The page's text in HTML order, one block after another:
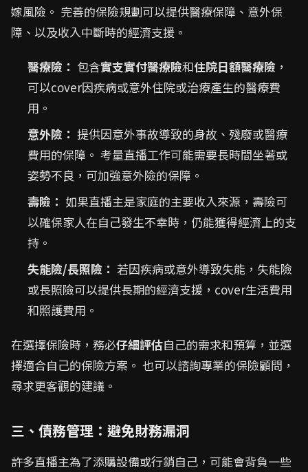
嫁風險。 完善的保險規劃可以提供醫療保障、意外保
障、以及收入中斷時的經濟支援。
醫療險： 包含實支實付醫療險和住院日額醫療險 ，
可以cover因疾病或意外住院或治療產生的醫療費
用。
意外險： 提供因意外事故導致的身故、殘廢或醫療
費用的保障。 考量直播工作可能需要長時間坐著或
姿勢不良，可加強意外險的保障。
壽險： 如果直播主是家庭的主要收入來源，壽險可
以確保家人在自己發生不幸時，仍能獲得經濟上的支
持。
失能險/長照險： 若因疾病或意外導致失能，失能險
或長照險可以提供長期的經濟支援，cover生活費用
和照護費用。
在選擇保險時，務必仔細評估自己的需求和預算，並選
擇適合自己的保險方案。 也可以諮詢專業的保險顧問，
尋求更客觀的建議。
三、債務管理：避免財務漏洞
許多直播主為了添購設備或行銷自己，可能會背負一些